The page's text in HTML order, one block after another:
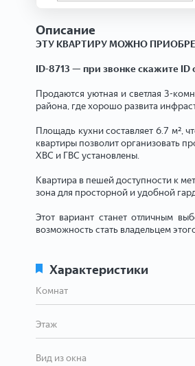
Описание
ЭТУ КВАРТИРУ МОЖНО
ID-8713 — при звонке скажите
Продаются уютная и светлая 3-
района, где хорошо развита
Площадь кухни составляет 6.7 м²,
квартиры позволит организовать
ХВС и ГВС установлены.
Квартира в пешей доступности к
зона для просторной и удобной
Этот вариант станет отличным
возможность стать владельцем
Характеристики
Комнат
Этаж
Вид из окна